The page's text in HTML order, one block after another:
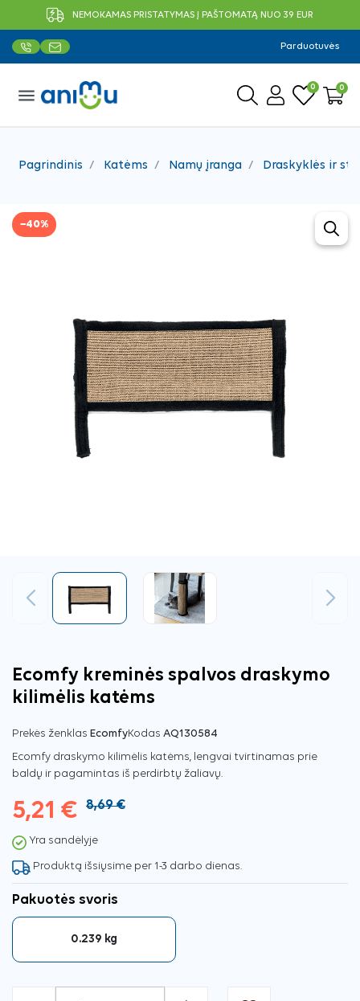
NEMOKAMAS PRISTATYMAS Į PAŠTOMATĄ NUO 39 EUR
Parduotuvės
menu 0 0
Pagrindinis Katėms Namų įranga Draskyklės ir
−40%
Ankstesnis Tęsti
Ecomfy kreminės spalvos draskymo
kilimėlis katėms
Prekės ženklas EcomfyKodas AQ130584
Ecomfy draskymo kilimėlis katėms, lengvai tvirtinamas prie
baldų ir pagamintas iš perdirbtų žaliavų.
5,21 € 8,69 €
Yra sandėlyje
Produktą išsiųsime per 1-3 darbo dienas.
Pakuotės svoris
0.239 kg